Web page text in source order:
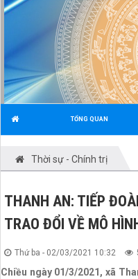
TỔNG QUAN
Thời sự - Chính trị
THANH AN: TIẾP
TRAO ĐỔI VỀ MÔ
Thứ ba - 02/03/2021 10:32
Chiều ngày 01/3/2021, xã